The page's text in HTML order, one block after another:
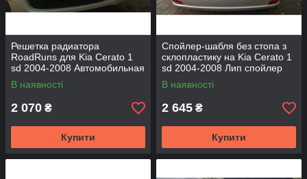
Решетка радиатора
RoadRuns для Kia Cerato 1
sd 2004-2008 Автомобильная
решетка радиатора Киа
Черато 1 седан
В наявності
2 070 ₴
Купити
Спойлер-шабля без стопа з
склопластику на Kia Cerato 1
sd 2004-2008 Лип спойлер
Киа Черато 1 седан
В наявності
2 645 ₴
Купити